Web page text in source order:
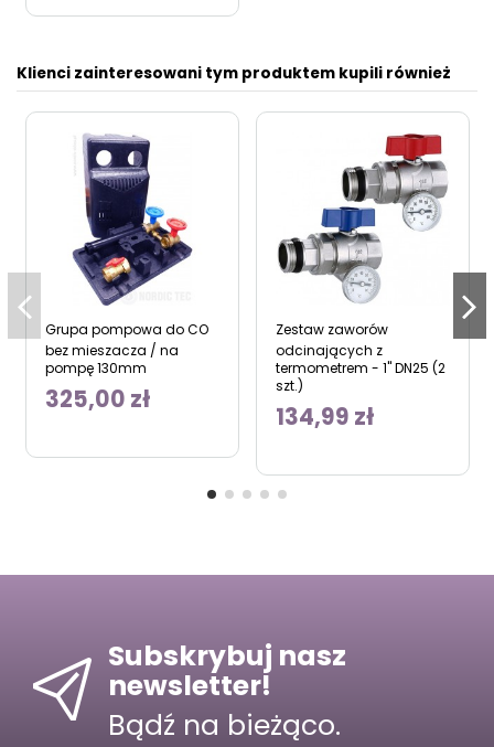
Klienci zainteresowani tym produktem kupili również
Grupa pompowa do CO
bez mieszacza / na
pompę 130mm
325,00 zł
Zestaw zaworów
odcinających z
termometrem - 1" DN25 (2
szt.)
134,99 zł
Subskrybuj nasz
newsletter!
Bądź na bieżąco.